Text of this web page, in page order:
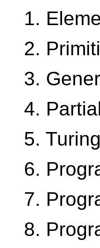
1.
2.
3.
4.
5.
6.
7.
8.